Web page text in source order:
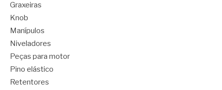
Graxeiras
Knob
Manípulos
Niveladores
Peças para motor
Pino elástico
Retentores